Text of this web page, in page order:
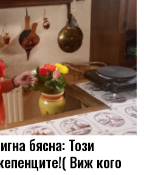
бясна: Този
Виж кого